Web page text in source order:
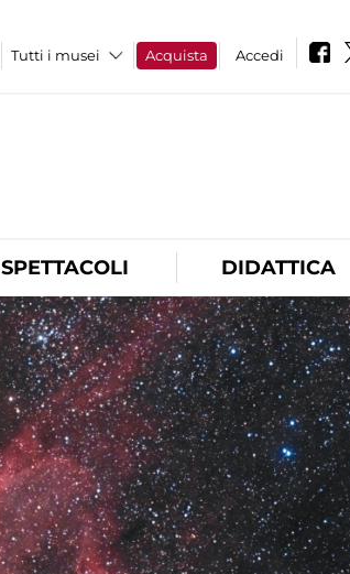
Tutti i musei Acquista Accedi
SPETTACOLI DIDATTICA